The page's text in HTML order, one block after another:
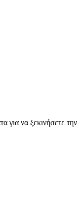
για να ξεκινήσετε την